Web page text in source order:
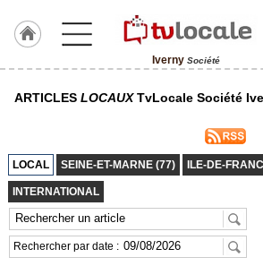
Iverny Société
Iverny
TvLocale
France
Accueil
ARTICLES LOCAUXTvLocale Société
LOCAL SEINE-ET-MARNE (77) ILE-DE-
INTERNATIONAL
Rechercher par date :